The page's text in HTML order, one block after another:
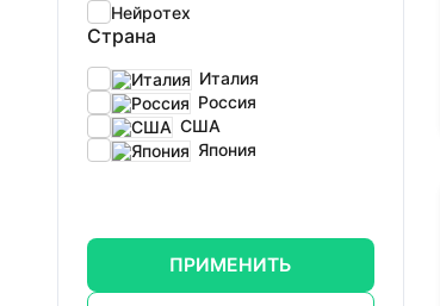
Нейротех
Страна
Италия
Россия
США
Япония
ПРИМЕНИТЬ